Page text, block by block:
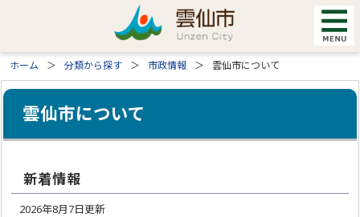
ホーム 分類から探す 市政情報 雲仙市について
雲仙市について
新着情報
2026年8月7日更新